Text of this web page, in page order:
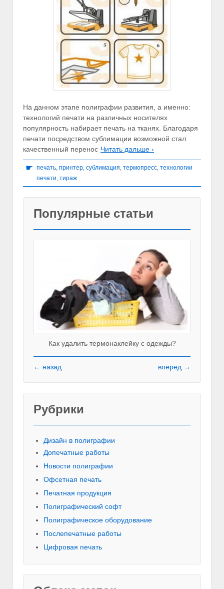
На данном этапе полиграфии развития, а именно:
технологий печати на различных носителях
популярность набирает печать на тканях. Благодаря
печати посредством сублимации возможной стал
качественный перенос Читать дальше ›
☛ печать принтер сублимация термопресс технологии
печати тираж
Популярные статьи
Как удалить термонаклейку с одежды?
← назад вперед →
Рубрики
Дизайн в полиграфии
Допечатные работы
Новости полиграфии
Офсетная печать
Печатная продукция
Полиграфический софт
Полиграфическое оборудование
Послепечатные работы
Цифровая печать